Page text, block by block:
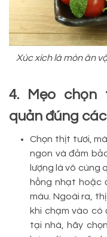
Xúc xích là món ăn
4. Mẹo
quản đúng
Chọn thịt tươi,
ngon và đảm
lượng là vô cùng
hồng nhạt hoặc
màu. Ngoài ra,
khi chạm vào có
tại nhà, hãy